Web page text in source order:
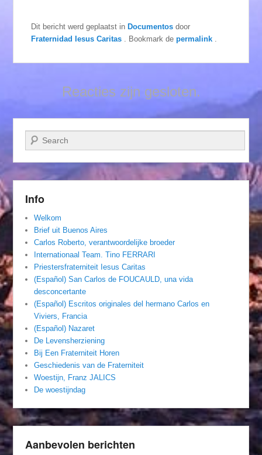
Dit bericht werd geplaatst inDocumentos door
Fraternidad Iesus Caritas
. Bookmark depermalink
Reacties zijn gesloten.
Zoeken
Info
Welkom
Brief uit Buenos Aires
Carlos Roberto, verantwoordelijke broeder
Internationaal Team. Tino FERRARI
Priestersfraterniteit Iesus Caritas
(Español) San Carlos de FOUCAULD, una vida
desconcertante
(Español) Escritos originales del hermano Carlos en
Viviers, Francia
(Español) Nazaret
De Levensherziening
Bij Een Fraterniteit Horen
Geschiedenis van de Fraterniteit
Woestijn, Franz JALICS
De woestijndag
Aanbevolen berichten